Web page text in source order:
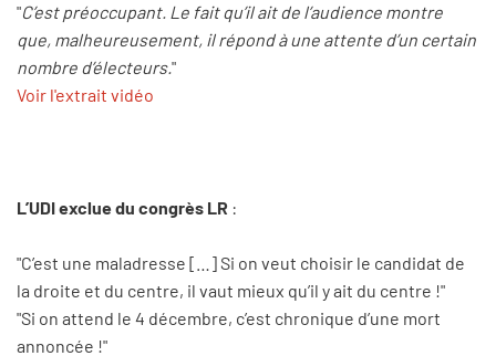
"C’est préoccupant. Le fait qu’il ait de l’audience montre
que, malheureusement, il répond à une attente d’un certain
nombre d’électeurs."
Voir l'extrait vidéo
L’UDI exclue du congrès LR :
"C’est une maladresse […] Si on veut choisir le candidat de
la droite et du centre, il vaut mieux qu’il y ait du centre !"
"Si on attend le 4 décembre, c’est chronique d’une mort
annoncée !"